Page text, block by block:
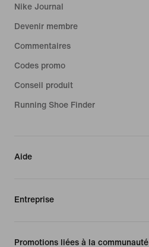
Nike Journal
Devenir membre
Commentaires
Codes promo
Conseil produit
Running Shoe Finder
Aide
Entreprise
Promotions liées à la communauté